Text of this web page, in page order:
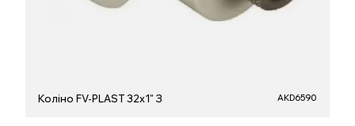
Коліно FV-PLAST 32х1" З AKD6590